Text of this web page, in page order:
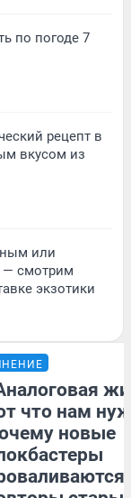
по погоде 7
рецепт в
вкусом из
или
— смотрим
экзотики
что нам
новые